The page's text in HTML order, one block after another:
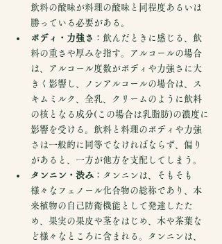
飲料の酸味が料理の酸味と同程度あるいは
勝っている必要がある。
ボディ・力強さ ：飲んだときに感じる、飲
料の重さや厚みを指す。アルコールの場合
は、アルコール度数がボディや力強さに大
きく影響し、ノンアルコールの場合は、ス
キムミルク、全乳、クリームのように飲料
の核となる成分(この場合は乳脂肪)の濃度に
影響を受ける。飲料と料理のボディや力強
さは一般的に同等でなければならず、偏り
があると、一方が他方を支配してしまう。
タンニン・渋み ：タンニンは、そもそも
様々なフェノール化合物の総称であり、本
来植物の自己防衛機能として発達したた
め、果実の果皮や茎をはじめ、木や茶葉な
ど様々なところに含まれる。タンニンは、